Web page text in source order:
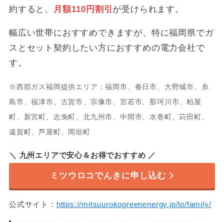
（1kWhあたりの使用料金）
120kWh：20.39円
301kWh〜：24.24円
提供エリア
全国
（沖縄を除く）
都市ガス
オール電化 なし
ポイント還元 なし
支払い方法
口座振替
約すると、
月額110円割引 が受けられます。
幅広い世帯におすすめできますが、特に福岡県でガ
スとセット契約したい方におすすめの電力会社で
す。
※西部ガス福岡提供エリア：福岡市、春日市、大野城市、糸
島市、福津市、古賀市、宗像市、宮若市、那珂川市、粕屋
町、新宮町、志免町、北九州市、中間市、水巻町、苅田町、
遠賀町、芦屋町、岡垣町
＼ 九州エリアで安心＆お得でおすすめ ／
ミツウロコでんきに申し込む
公式サイト： https://mitsuurokogreenenergy.jp/lp/family/